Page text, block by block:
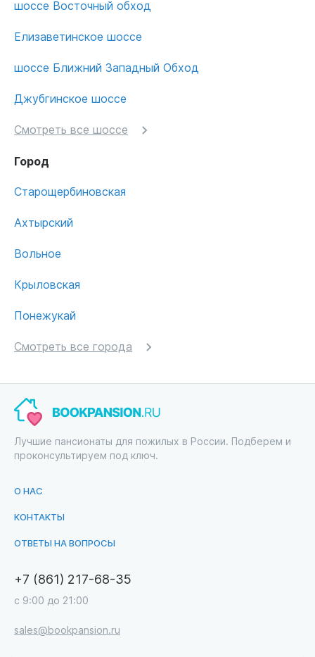
шоссе Восточный обход
Елизаветинское шоссе
шоссе Ближний Западный Обход
Джубгинское шоссе
Смотреть все шоссе
Город
Старощербиновская
Ахтырский
Вольное
Крыловская
Понежукай
Смотреть все города
Лучшие пансионаты для пожилых в России. Подберем и
проконсультируем под ключ.
О НАС
КОНТАКТЫ
ОТВЕТЫ НА ВОПРОСЫ
+7 (861) 217-68-35
с 9:00 до 21:00
sales@bookpansion.ru